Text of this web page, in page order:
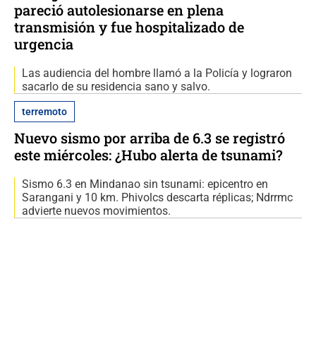
pareció autolesionarse en plena
transmisión y fue hospitalizado de
urgencia
Las audiencia del hombre llamó a la Policía y lograron
sacarlo de su residencia sano y salvo.
terremoto
Nuevo sismo por arriba de 6.3 se registró
este miércoles: ¿Hubo alerta de tsunami?
Sismo 6.3 en Mindanao sin tsunami: epicentro en
Sarangani y 10 km. Phivolcs descarta réplicas; Ndrrmc
advierte nuevos movimientos.